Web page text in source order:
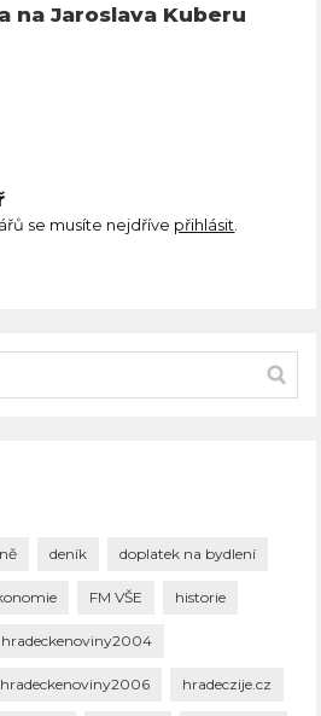
na Jaroslava Kuberu
se musíte nejdříve přihlásit
deník doplatek na bydlení
FM VŠE historie
hradeckenoviny2004
hradeckenoviny2006 hradeczije.cz